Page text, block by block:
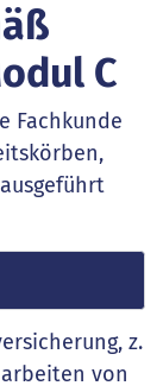
C
Fachkunde
z.
von